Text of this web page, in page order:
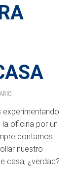
experimentando
oficina por un
contamos
nuestro
casa, ¿verdad?